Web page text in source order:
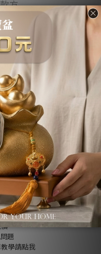
方
顧客評價
題
學請點我